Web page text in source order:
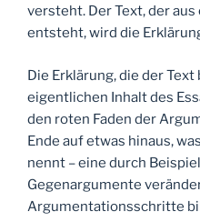
versteht. Der Text, der
entsteht, wird die
Die Erklärung, die der
eigentlichen Inhalt des
den roten Faden der
Ende auf etwas hinaus,
nennt – eine durch
Gegenargumente
Argumentationsschritte